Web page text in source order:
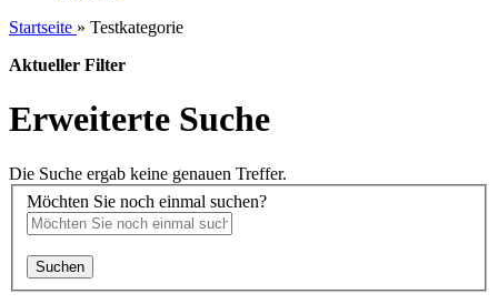
Startseite » Testkategorie
Aktueller Filter
Erweiterte Suche
Die Suche ergab keine genauen Treffer.
Möchten Sie noch einmal suchen?
Suchen